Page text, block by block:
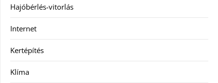
Hajóbérlés-vitorlás
Internet
Kertépítés
Klíma